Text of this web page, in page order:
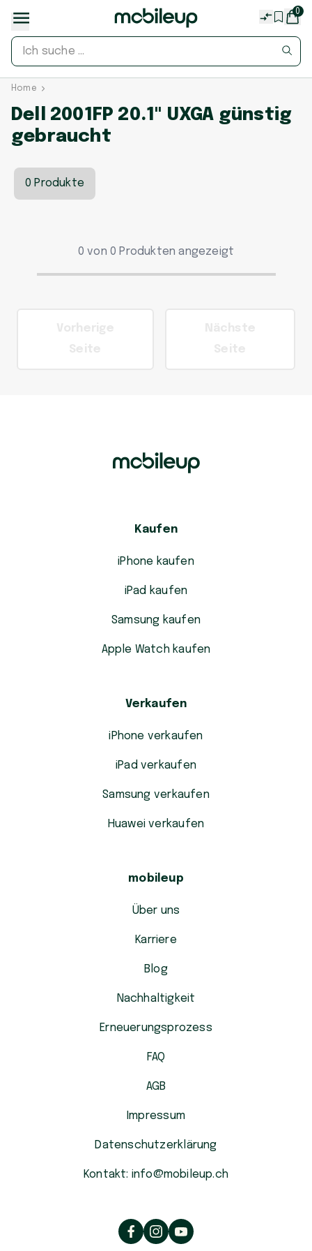
0
Home
Dell 2001FP 20.1" UXGA günstig
gebraucht
0 Produkte
0 von 0 Produkten angezeigt
Kaufen
iPhone kaufen
iPad kaufen
Samsung kaufen
Apple Watch kaufen
Verkaufen
iPhone verkaufen
iPad verkaufen
Samsung verkaufen
Huawei verkaufen
mobileup
Über uns
Karriere
Blog
Nachhaltigkeit
Erneuerungsprozess
FAQ
AGB
Impressum
Datenschutzerklärung
Kontakt: info@mobileup.ch